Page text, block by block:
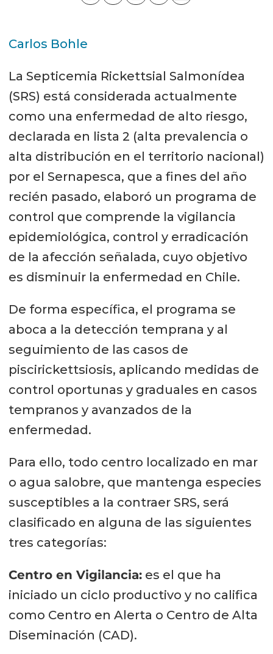
Carlos Bohle
La Septicemia Rickettsial Salmonídea
(SRS) está considerada actualmente
como una enfermedad de alto riesgo,
declarada en lista 2 (alta prevalencia o
alta distribución en el territorio nacional)
por el Sernapesca, que a fines del año
recién pasado, elaboró un programa de
control que comprende la vigilancia
epidemiológica, control y erradicación
de la afección señalada, cuyo objetivo
es disminuir la enfermedad en Chile.
De forma específica, el programa se
aboca a la detección temprana y al
seguimiento de las casos de
piscirickettsiosis, aplicando medidas de
control oportunas y graduales en casos
tempranos y avanzados de la
enfermedad.
Para ello, todo centro localizado en mar
o agua salobre, que mantenga especies
susceptibles a la contraer SRS, será
clasificado en alguna de las siguientes
tres categorías:
Centro en Vigilancia:es el que ha
iniciado un ciclo productivo y no califica
como Centro en Alerta o Centro de Alta
Diseminación (CAD).